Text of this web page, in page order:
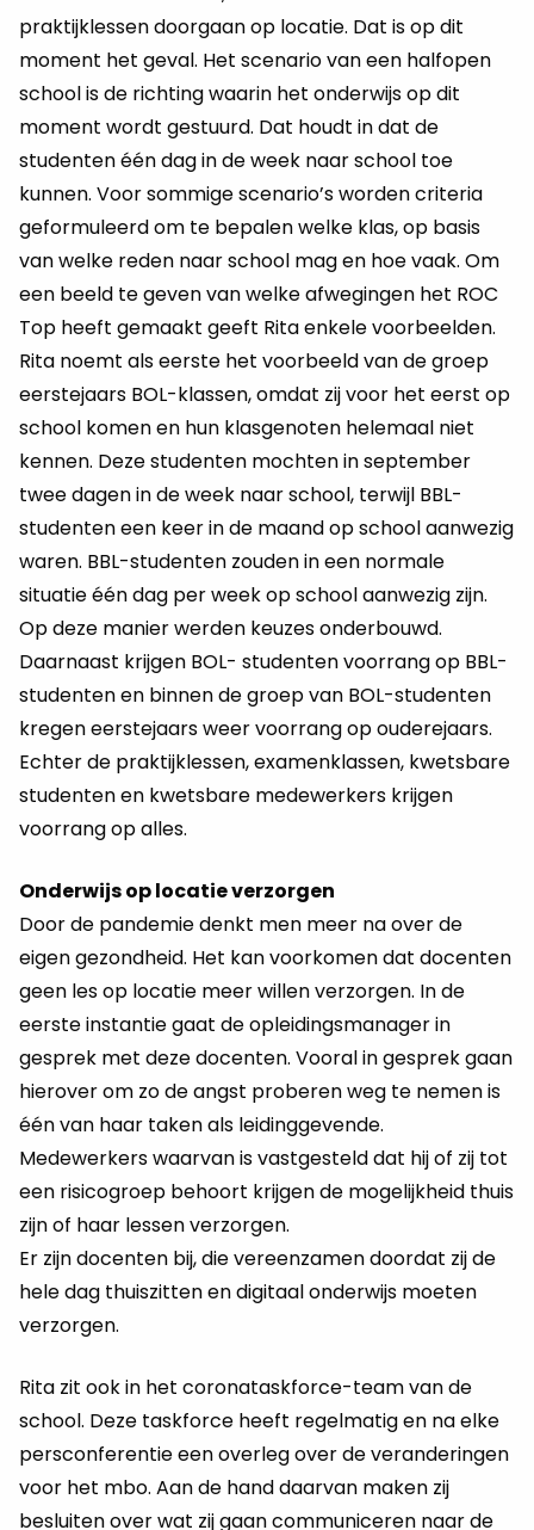
praktijklessen doorgaan op locatie. Dat is op dit
moment het geval. Het scenario van een halfopen
school is de richting waarin het onderwijs op dit
moment wordt gestuurd. Dat houdt in dat de
studenten één dag in de week naar school toe
kunnen. Voor sommige scenario’s worden criteria
geformuleerd om te bepalen welke klas, op basis
van welke reden naar school mag en hoe vaak. Om
een beeld te geven van welke afwegingen het ROC
Top heeft gemaakt geeft Rita enkele voorbeelden.
Rita noemt als eerste het voorbeeld van de groep
eerstejaars BOL-klassen, omdat zij voor het eerst op
school komen en hun klasgenoten helemaal niet
kennen. Deze studenten mochten in september
twee dagen in de week naar school, terwijl BBL-
studenten een keer in de maand op school aanwezig
waren. BBL-studenten zouden in een normale
situatie één dag per week op school aanwezig zijn.
Op deze manier werden keuzes onderbouwd.
Daarnaast krijgen BOL- studenten voorrang op BBL-
studenten en binnen de groep van BOL-studenten
kregen eerstejaars weer voorrang op ouderejaars.
Echter de praktijklessen, examenklassen, kwetsbare
studenten en kwetsbare medewerkers krijgen
voorrang op alles.
Onderwijs op locatie verzorgen
Door de pandemie denkt men meer na over de
eigen gezondheid. Het kan voorkomen dat docenten
geen les op locatie meer willen verzorgen. In de
eerste instantie gaat de opleidingsmanager in
gesprek met deze docenten. Vooral in gesprek gaan
hierover om zo de angst proberen weg te nemen is
één van haar taken als leidinggevende.
Medewerkers waarvan is vastgesteld dat hij of zij tot
een risicogroep behoort krijgen de mogelijkheid thuis
zijn of haar lessen verzorgen.
Er zijn docenten bij, die vereenzamen doordat zij de
hele dag thuiszitten en digitaal onderwijs moeten
verzorgen.
Rita zit ook in het coronataskforce-team van de
school. Deze taskforce heeft regelmatig en na elke
persconferentie een overleg over de veranderingen
voor het mbo. Aan de hand daarvan maken zij
besluiten over wat zij gaan communiceren naar de